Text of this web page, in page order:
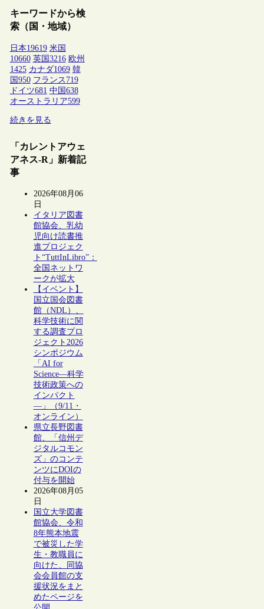
キーワードから検
索（国・地域）
日本19619 米国
10660 英国 3216 欧州
1425 カナダ1069 韓
国 950 フランス 719
ドイツ681 中国 638
オーストラリア599
続きを見る
「カレントアウェ
アネス-R」新着記
事
2026年08月06
日
イタリア図書
館協会、乳幼
児向け読書推
進プロジェク
ト“TuttInLibro”：
全国ネットワ
ークが拡大
【イベント】
国立国会図書
館（NDL）、
科学技術に関
する調査プロ
ジェクト2026
シンポジウム
「AI for
Science―科学
技術政策への
インパクト
―」（9/11・
オンライン）
県立長野図書
館、「信州デ
ジタルコモン
ズ」のコンテ
ンツにDOIの
付与を開始
2026年08月05
日
国立大学図書
館協会、令和
8年熊本地震
で被災した学
生・教職員に
向けた、同協
会会員館の支
援状況をまと
めたページを